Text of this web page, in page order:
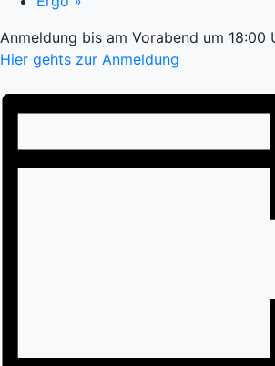
Anmeldung bis am Vorabend um 18:00
Hier gehts zur Anmeldung